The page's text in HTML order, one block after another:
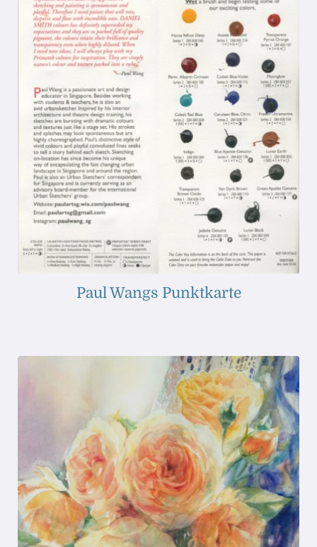
Paul Wangs Punktkarte